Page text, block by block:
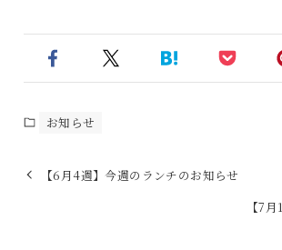
お知らせ
【6月4週】今週のランチのお知らせ
【7